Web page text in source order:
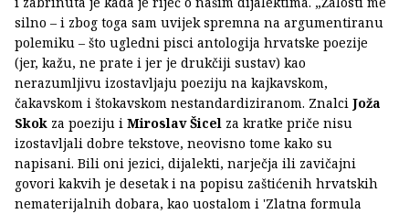
silno – i zbog toga sam uvijek spremna na argumentiranu
polemiku – što ugledni pisci antologija hrvatske poezije
(jer, kažu, ne prate i jer je drukčiji sustav) kao
nerazumljivu izostavljaju poeziju na kajkavskom,
čakavskom i štokavskom nestandardiziranom. Znalci Joža
Skok za poeziju i Miroslav Šicel za kratke priče nisu
izostavljali dobre tekstove, neovisno tome kako su
napisani. Bili oni jezici, dijalekti, narječja ili zavičajni
govori kakvih je desetak i na popisu zaštićenih hrvatskih
nematerijalnih dobara, kao uostalom i 'Zlatna formula